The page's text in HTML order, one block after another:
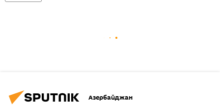
Азербайджан